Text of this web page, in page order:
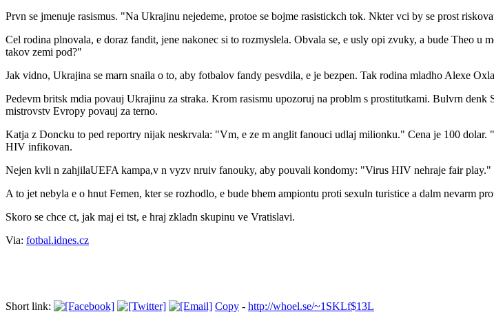
Prvn se jmenuje rasismus. "Na Ukrajinu nejedeme, protoe se bojme rasistickch tok. Nkter vci by se prost
Cel rodina plnovala, e doraz fandit, jene nakonec si to rozmyslela. Obvala se, e usly opi zvuky, a bude Theo
takov zemi pod?"
Jak vidno, Ukrajina se marn snaila o to, aby fotbalov fandy pesvdila, e je bezpen. Tak rodina mladho Alexe
Pedevm britsk mdia povauj Ukrajinu za straka. Krom rasismu upozoruj na problm s prostitutkami. Bulvrn
mistrovstv Evropy povauj za terno.
Katja z Doncku to ped reportry nijak neskrvala: "Vm, e ze m anglit fanouci udlaj milionku." Cena je 100
HIV infikovan.
Nejen kvli n zahjilaUEFA kampa,v n vyzv nruiv fanouky, aby pouvali kondomy: "Virus HIV nehraje fair play."
A to jet nebyla e o hnut Femen, kter se rozhodlo, e bude bhem ampiontu proti sexuln turistice a dalm nevarm
Skoro se chce ct, jak maj ei tst, e hraj zkladn skupinu ve Vratislavi.
Via: fotbal.idnes.cz
Short link: Copy - http://whoel.se/~1SKLf$13L